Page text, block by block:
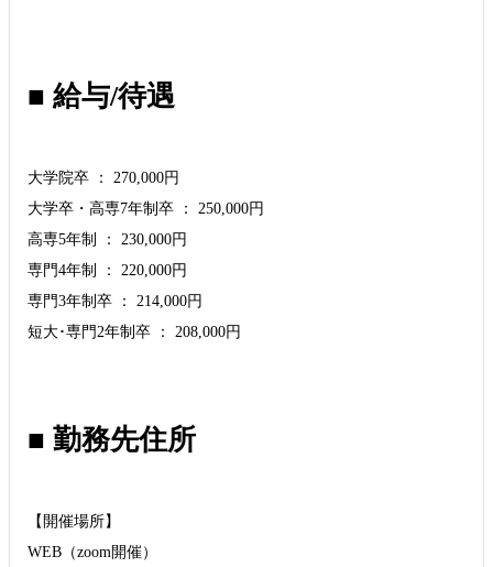
■ 給与/待遇
大学院卒 ： 270,000円
大学卒・高専7年制卒 ： 250,000円
高専5年制 ： 230,000円
専門4年制 ： 220,000円
専門3年制卒 ： 214,000円
短大･専門2年制卒 ： 208,000円
■ 勤務先住所
【開催場所】
WEB（zoom開催）